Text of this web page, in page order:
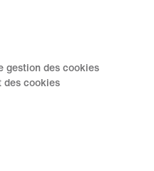
gestion des cookies
des cookies